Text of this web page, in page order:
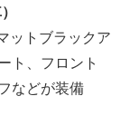
ットブラックア
ト、フロント
などが装備